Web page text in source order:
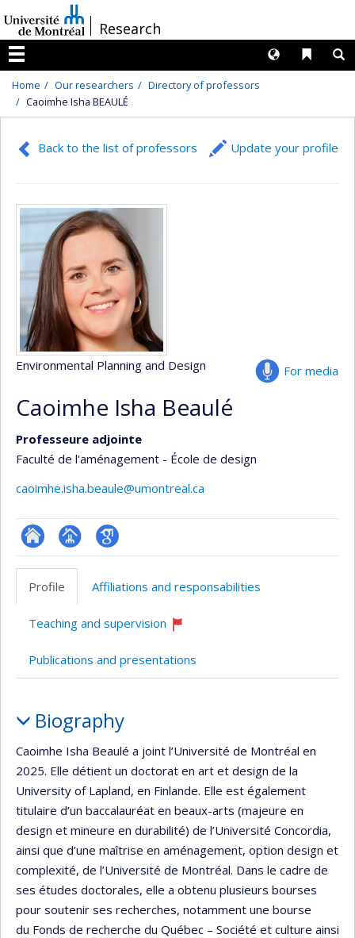
au
contenu
/Research
Menu
Liens
Langues
Home Our researchers
Directory of professors
Caoimhe Isha BEAULÉ
Back to the list of professors Update your profile
For media
Environmental Planning and Design
Caoimhe Isha Beaulé
Professeure adjointe
Faculté de l'aménagement - École de design
caoimhe.isha.beaule@umontreal.ca
ResearchGate
Page
professionnelle
(faculté,département,école)
Google
Scholar
Profile Affiliations and responsabilities
Teaching and supervision
recruiting
Publications and presentations
Biography
Caoimhe Isha Beaulé a joint l’Université de Montréal en
2025. Elle détient un doctorat en art et design de la
University of Lapland, en Finlande. Elle est également
titulaire d’un baccalauréat en beaux-arts (majeure en
design et mineure en durabilité) de l’Université Concordia,
ainsi que d’une maîtrise en aménagement, option design et
complexité, de l’Université de Montréal. Dans le cadre de
ses études doctorales, elle a obtenu plusieurs bourses
pour soutenir ses recherches, notamment une bourse
du Fonds de recherche du Québec – Société et culture ainsi